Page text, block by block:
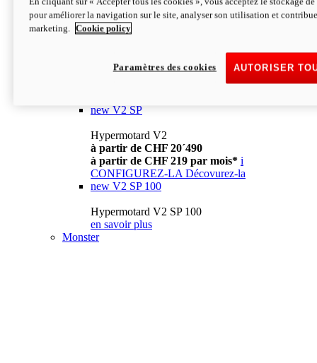
à partir de CHF 13´990 i
CONFIGUREZ-LA Décovurez-la
newV2
à partir de CHF 15´990
à partir de CHF 169 par mois* i
new V2 SP
Hypermotard V2
à partir de CHF 20´490
à partir de CHF 219 par mois* i
CONFIGUREZ-LA Décovurez-la
new V2 SP 100
Hypermotard V2 SP 100
en savoir plus
Monster
pour améliorer la navigation sur le site, analyser son utilisation et
marketing.
Cookie policy
AUTORISER
Paramètres des cookies